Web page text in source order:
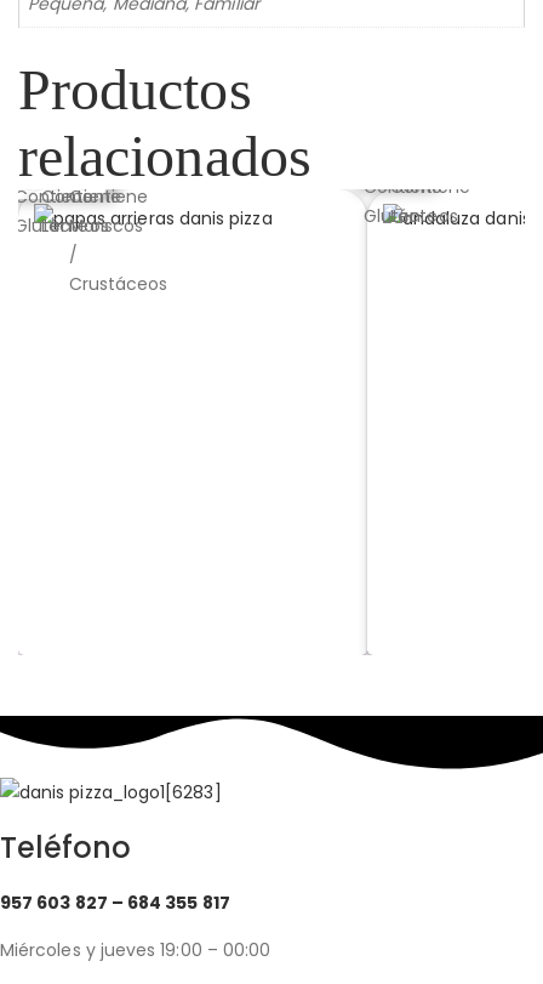
Productos
relacionados
PIZZA PAPAS ARRIERAS
Teléfono
957 603 827 – 684 355 817
Miércoles y jueves 19:00 – 00:00